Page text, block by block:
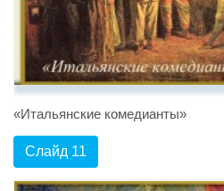
«Итальянские комедианты»
Слайд 11